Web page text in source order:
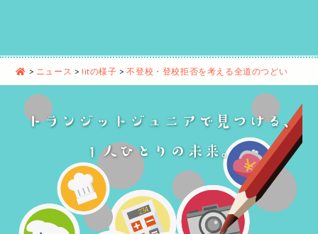
> ニュース > litの様子 >不登校・登校拒否を考える全道のつどい